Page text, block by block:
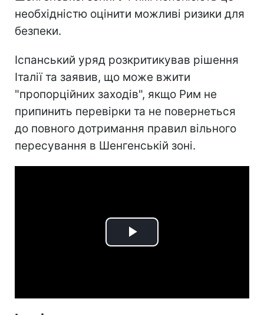
необхідністю оцінити можливі ризики для
безпеки.
Іспанський уряд розкритикував рішення
Італії та заявив, що може вжити
"пропорційних заходів", якщо Рим не
припинить перевірки та не повернеться
до повного дотримання правил вільного
пересування в Шенгенській зоні.
Play